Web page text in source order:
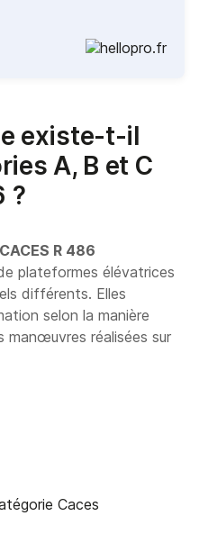
existe-t-il
A, B et C
?
CACES R 486
plateformes élévatrices
différents. Elles
selon la manière
manœuvres réalisées sur